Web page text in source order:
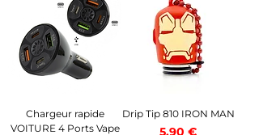
Chargeur rapide
VOITURE 4 Ports Vape
Drip Tip 810 IRON MAN
Prix
5,90 €